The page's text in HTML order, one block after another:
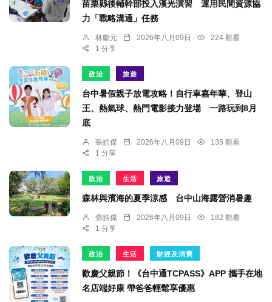
苗栗縣後輔幹部投入漢光演習 運用民間資源協
力「戰略溝通」任務
林獻元 2026年八月09日
224 觀看
1 分享
政治 旅遊
台中暑假親子放電攻略！自行車嘉年華、登山
王、熱氣球、熱門電影接力登場 一路玩到8月
底
張皓傑 2026年八月09日
135 觀看
1 分享
政治 生活 旅遊
森林與濱海的夏季涼感 台中山海露營消暑趣
張皓傑 2026年八月09日
182 觀看
1 分享
政治 生活 財經及消費
歡慶父親節！《台中通TCPASS》APP 攜手在地
名店端好康 帶爸爸輕鬆享優惠